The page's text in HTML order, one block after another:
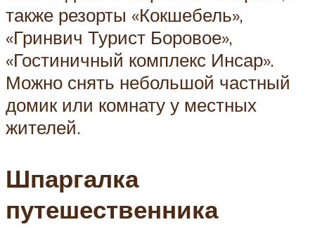
также резорты «Кокшебель»,
«Гринвич Турист Боровое»,
«Гостиничный комплекс Инсар».
Можно снять небольшой частный
домик или комнату у местных
жителей.
Шпаргалка
путешественника